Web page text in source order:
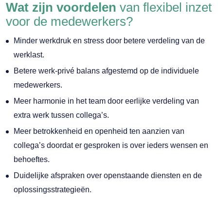
Wat zijn voordelen van flexibel inzet
voor de medewerkers?
Minder werkdruk en stress door betere verdeling van de
werklast.
Betere werk-privé balans afgestemd op de individuele
medewerkers.
Meer harmonie in het team door eerlijke verdeling van
extra werk tussen collega’s.
Meer betrokkenheid en openheid ten aanzien van
collega’s doordat er gesproken is over ieders wensen en
behoeftes.
Duidelijke afspraken over openstaande diensten en de
oplossingsstrategieën.